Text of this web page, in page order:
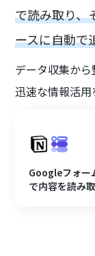
で読み取り、
ースに自動で
データ収集から
迅速な情報活用
Googleフォー
で内容を読み